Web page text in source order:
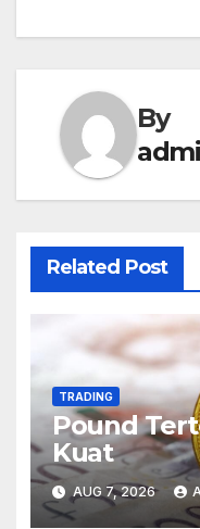
By
Related Post
TRADING
Pound
Kuat
AUG 7, 2026